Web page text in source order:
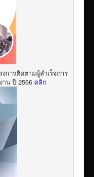
การติดตามผู้สำเร็จการ
าน ปี 2566 คลิก